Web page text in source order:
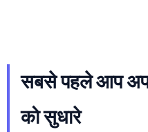
सबसे पहले आप
को सुधारे